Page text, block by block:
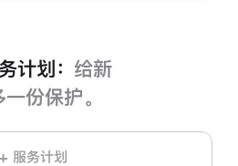
划： 给新
份保护。
服务计‍划